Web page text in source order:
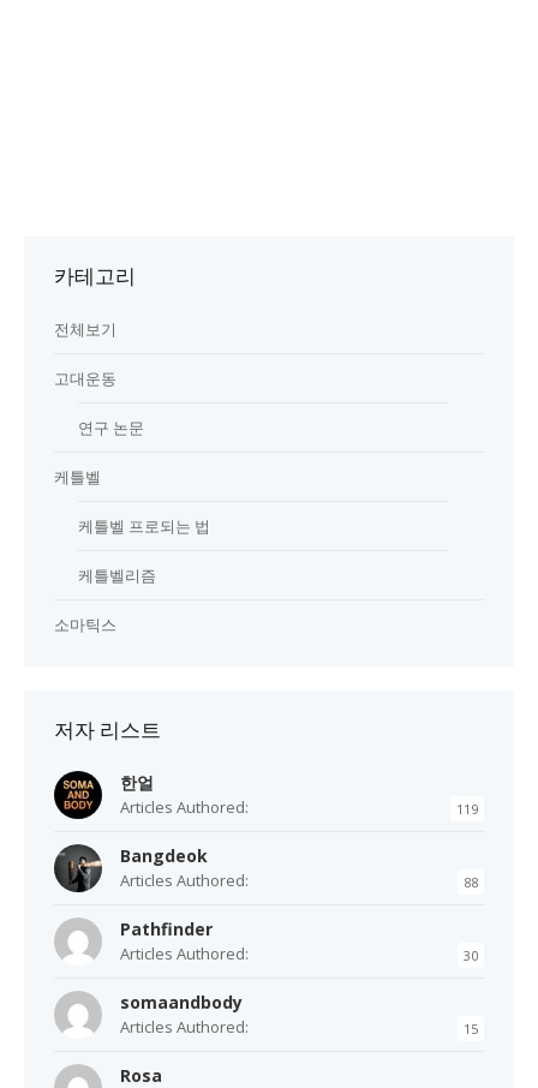
카테고리
전체보기
고대운동
연구 논문
케틀벨
케틀벨 프로되는 법
케틀벨리즘
소마틱스
저자 리스트
한얼
Articles Authored: 119
Bangdeok
Articles Authored: 88
Pathfinder
Articles Authored: 30
somaandbody
Articles Authored: 15
Rosa